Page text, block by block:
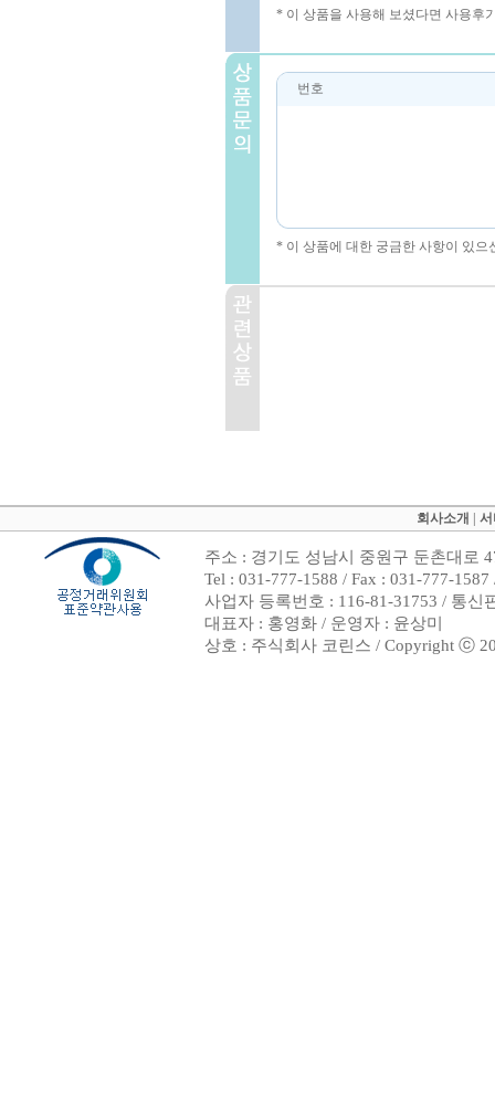
* 이 상품을 사용해 보셨다면 사용후
번호
* 이 상품에 대한 궁금한 사항이 있
회사소개
주소 : 경기도 성남시 중원구 둔촌대로
Tel : 031-777-1588 / Fax : 031-777-
사업자 등록번호 : 116-81-31753 / 통신
대표자 : 홍영화 / 운영자 : 윤상미
상호 : 주식회사 코린스 / Copyright ⓒ